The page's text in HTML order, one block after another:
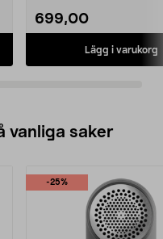
699,00
Lägg i varukorg
vanliga saker
-25%